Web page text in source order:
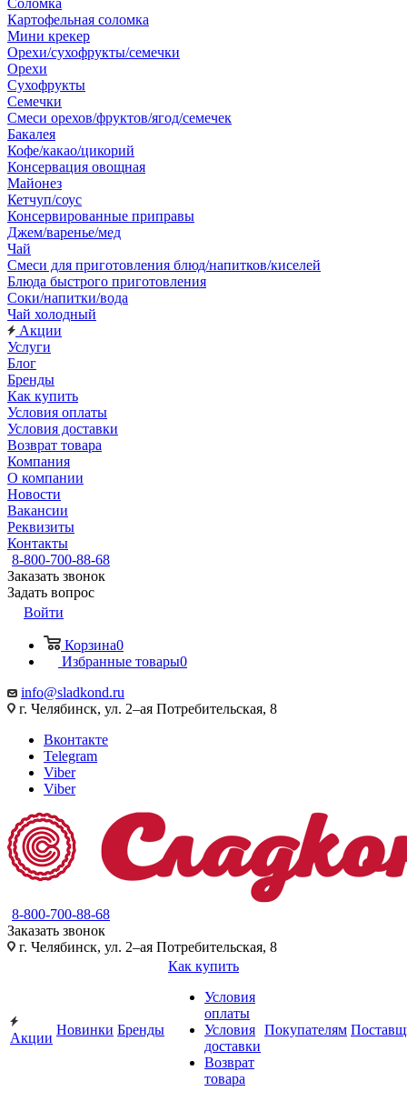
Соломка
Картофельная соломка
Мини крекер
Орехи/сухофрукты/семечки
Орехи
Сухофрукты
Семечки
Смеси орехов/фруктов/ягод/семечек
Бакалея
Кофе/какао/цикорий
Консервация овощная
Майонез
Кетчуп/соус
Консервированные приправы
Джем/варенье/мед
Чай
Смеси для приготовления блюд/напитков/киселей
Блюда быстрого приготовления
Соки/напитки/вода
Чай холодный
Акции
Услуги
Блог
Бренды
Как купить
Условия оплаты
Условия доставки
Возврат товара
Компания
О компании
Новости
Вакансии
Реквизиты
Контакты
8-800-700-88-68
Заказать звонок
Задать вопрос
Войти
Корзина0
Избранные товары0
info@sladkond.ru
г. Челябинск, ул. 2–ая Потребительская, 8
Вконтакте
Telegram
Viber
Viber
8-800-700-88-68
Заказать звонок
г. Челябинск, ул. 2–ая Потребительская, 8
Акции
Новинки Бренды
Как купить
Условия
оплаты
Условия
доставки
Возврат
товара
Покупателям